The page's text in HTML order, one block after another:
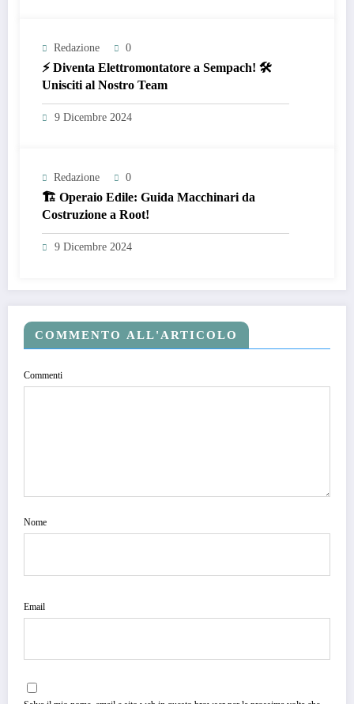
Redazione 0
⚡ Diventa Elettromontatore a Sempach! 🛠️
Unisciti al Nostro Team
9 Dicembre 2024
Redazione 0
🏗️ Operaio Edile: Guida Macchinari da
Costruzione a Root!
9 Dicembre 2024
COMMENTO ALL'ARTICOLO
Commenti
Nome
Email